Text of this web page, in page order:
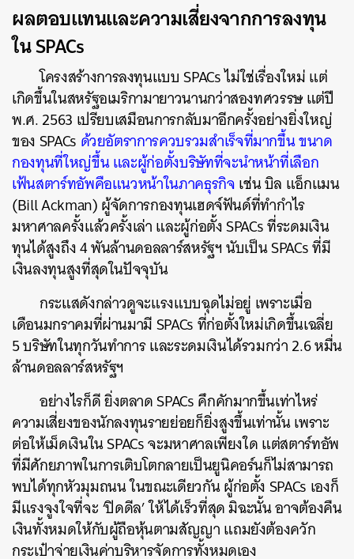
ผลตอบแทนและความเสี่ยงจากการลงทุน
ใน SPACs
โครงสร้างการลงทุนแบบ SPACs ไม่ใช่เรื่องใหม่ แต่
เกิดขึ้นในสหรัฐอเมริกามายาวนานกว่าสองทศวรรษ แต่ปี
พ.ศ. 2563 เปรียบเสมือนการกลับมาอีกครั้งอย่างยิ่งใหญ่
ของ SPACs ด้วยอัตราการควบรวมสำเร็จที่มากขึ้น ขนาด
กองทุนที่ใหญ่ขึ้น และผู้ก่อตั้งบริษัทที่จะนำหน้าที่เลือก
เฟ้นสตาร์ทอัพคือแนวหน้าในภาคธุรกิจเช่น บิล แอ็กแมน
(Bill Ackman) ผู้จัดการกองทุนเฮดจ์ฟันด์ที่ทำกำไร
มหาศาลครั้งแล้วครั้งเล่า และผู้ก่อตั้ง SPACs ที่ระดมเงิน
ทุนได้สูงถึง 4 พันล้านดอลลาร์สหรัฐฯ นับเป็น SPACs ที่มี
เงินลงทุนสูงที่สุดในปัจจุบัน
กระแสดังกล่าวดูจะแรงแบบฉุดไม่อยู่ เพราะเมื่อ
เดือนมกราคมที่ผ่านมามี SPACs ที่ก่อตั้งใหม่เกิดขึ้นเฉลี่ย
5 บริษัทในทุกวันทำการ และระดมเงินได้รวมกว่า 2.6 หมื่น
ล้านดอลลาร์สหรัฐฯ
อย่างไรก็ดี ยิ่งตลาด SPACs คึกคักมากขึ้นเท่าไหร่
ความเสี่ยงของนักลงทุนรายย่อยก็ยิ่งสูงขึ้นเท่านั้น เพราะ
ต่อให้เม็ดเงินใน SPACs จะมหาศาลเพียงใด แต่สตาร์ทอัพ
ที่มีศักยภาพในการเติบโตกลายเป็นยูนิคอร์นก็ไม่สามารถ
พบได้ทุกหัวมุมถนน ในขณะเดียวกัน ผู้ก่อตั้ง SPACs เองก็
มีแรงจูงใจที่จะ ‘ปิดดีล’ ให้ได้เร็วที่สุด มิฉะนั้น อาจต้องคืน
เงินทั้งหมดให้กับผู้ถือหุ้นตามสัญญา แถมยังต้องควัก
กระเป๋าจ่ายเงินค่าบริหารจัดการทั้งหมดเอง